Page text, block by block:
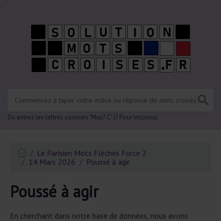
.
Ou entrez les lettres connues "Mus? C" (? Pour inconnu)
Le Parisien Mots Fléchés Force 2
14 Mars 2026
Poussé à agir
Poussé à agir
En cherchant dans notre base de données, nous avons